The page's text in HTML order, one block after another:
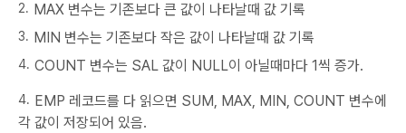
MAX 변수는 기존보다 큰 값이 나타날때 값 기록
MIN 변수는 기존보다 작은 값이 나타날때 값 기록
COUNT 변수는 SAL 값이 NULL이 아닐때마다 1씩 증가.
EMP 레코드를 다 읽으면 SUM, MAX, MIN, COUNT 변수에
각 값이 저장되어 있음.